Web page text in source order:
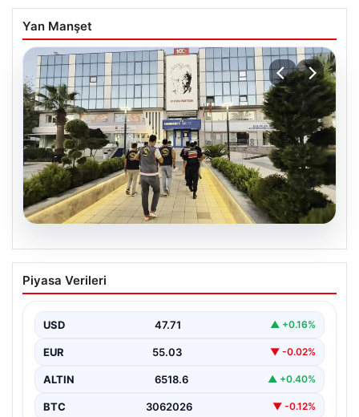
Yan Manşet
Menderes Belediyesi soruşturması.
Firari başkan yardımcısı yakalandı
Sonuçlandı: Firari Başkan Yardımcısı Yakalandı”,
“content”: “ İzmir’in…
Piyasa Verileri
USD 47.71 ▲ +0.16%
EUR 55.03 ▼ -0.02%
ALTIN 6518.6 ▲ +0.40%
BTC 3062026 ▼ -0.12%